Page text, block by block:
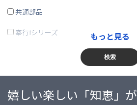
運輸業、郵便業
卸売業、小売業
不動産業、物品賃貸業
学術研究・専門・技術サービス業
共通部品
奉行iシリーズ
蔵奉行
勘定奉行
もっと見る
検索
嬉しい楽しい「知恵」が